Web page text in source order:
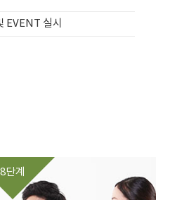
EVENT 실시
8단계